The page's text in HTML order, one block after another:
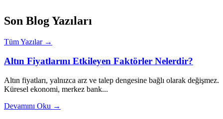
Son Blog Yazıları
Tüm Yazılar →
Altın Fiyatlarını Etkileyen Faktörler Nelerdir?
Altın fiyatları, yalnızca arz ve talep dengesine bağlı olarak değişmez.
Küresel ekonomi, merkez bank...
Devamını Oku →